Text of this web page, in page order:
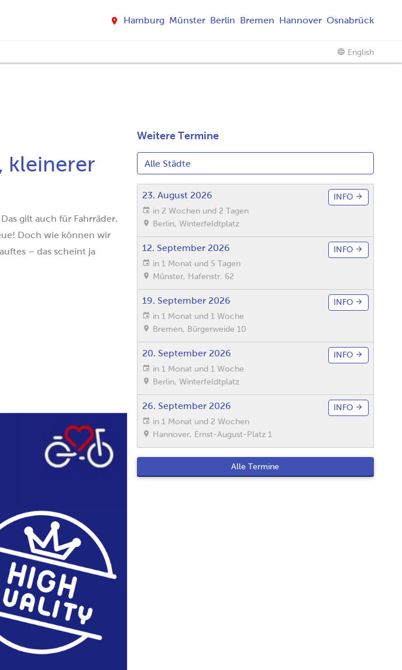
Hamburg Münster Berlin Bremen Hannover Osnabrück
English
kleinerer
gilt auch für Fahrräder.
Doch wie können wir
– das scheint ja
Weitere Termine
23. August 2026
in 2 Wochen und 2 Tagen
Berlin, Winterfeldtplatz
INFO
12. September 2026
in 1 Monat und 5 Tagen
Münster, Hafenstr. 62
INFO
19. September 2026
in 1 Monat und 1 Woche
Bremen, Bürgerweide 10
INFO
20. September 2026
in 1 Monat und 1 Woche
Berlin, Winterfeldtplatz
INFO
26. September 2026
in 1 Monat und 2 Wochen
Hannover, Ernst-August-Platz 1
INFO
Alle Termine